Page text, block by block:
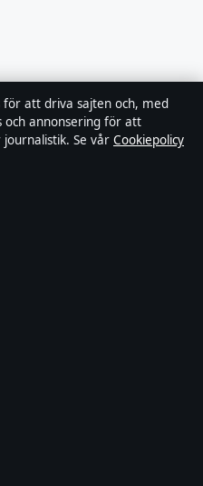
för att driva sajten och, med
och annonsering för att
Se vår Cookiepolicy